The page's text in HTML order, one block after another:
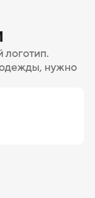
логотип.
нужно